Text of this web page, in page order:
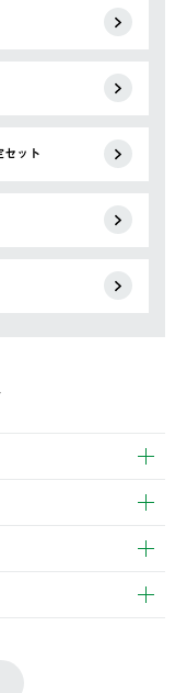
セット
す。
を発送いたします。
降のご注文は週明け
負担とさせていただ
ジ内 購入履歴画面に